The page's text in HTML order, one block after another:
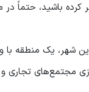
کرده باشید،
شهر، یک منطقه
مجتمع‌های